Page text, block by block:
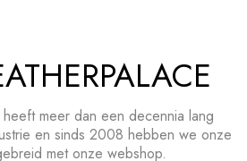
meer dan een decennia lang
en sinds 2008 hebben we onze
met onze webshop.